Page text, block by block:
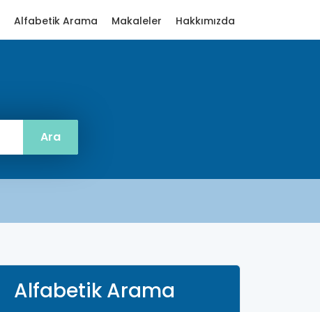
Alfabetik Arama Makaleler Hakkımızda
Alfabetik Arama